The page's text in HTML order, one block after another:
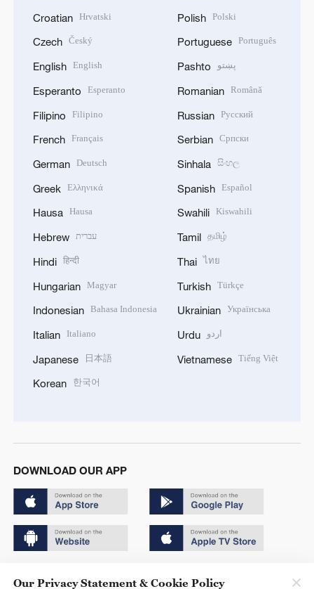
Croatian Hrvatski
Czech Český
English English
Esperanto Esperanto
Filipino Filipino
French Français
German Deutsch
Greek Ελληνικά
Hausa Hausa
Hebrew עברית
Hindi हिन्दी
Hungarian Magyar
Indonesian Bahasa Indonesia
Italian Italiano
Japanese 日本語
Korean 한국어
Polish Polski
Portuguese Português
Pashto پښتو
Romanian Română
Russian Русский
Serbian Српски
Sinhala සිංහල
Spanish Español
Swahili Kiswahili
Tamil தமிழ்
Thai ไทย
Turkish Türkçe
Ukrainian Українська
Urdu اردو
Vietnamese Tiếng Việt
DOWNLOAD OUR APP
Our Privacy Statement & Cookie Policy